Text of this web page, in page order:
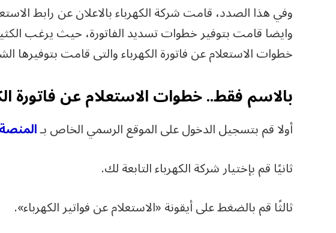
وفي هذا الصدد، قامت شركة الكهرباء بالاعلان عن رابط
وايضا قامت بتوفير خطوات تسديد الفاتورة، حيث يرغب
خطوات الاستعلام عن فاتورة الكهرباء والتى قامت بتوفيرها
بالاسم فقط.. خطوات الاستعلام عن فاتورة
أولا قم بتسجيل الدخول على الموقع الرسمي الخاص بـ
ثانيًا قم بإختيار شركة الكهرباء التابعة لك.
ثالثًا قم بالضغط على أيقونة «الاستعلام عن فواتير الكهرباء».